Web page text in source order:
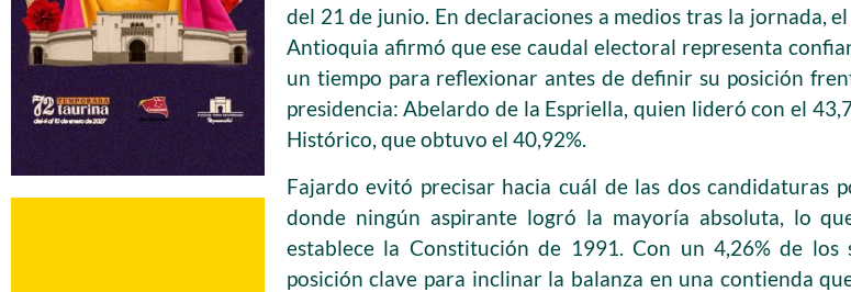
del 21 de junio. En declaraciones a medios tras la jornada,
Antioquia afirmó que ese caudal electoral representa
un tiempo para reflexionar antes de definir su posición
presidencia: Abelardo de la Espriella, quien lideró con el
Histórico, que obtuvo el 40,92%.
Fajardo evitó precisar hacia cuál de las dos candidaturas
donde ningún aspirante logró la mayoría absoluta, lo
establece la Constitución de 1991. Con un 4,26% de
posición clave para inclinar la balanza en una contienda